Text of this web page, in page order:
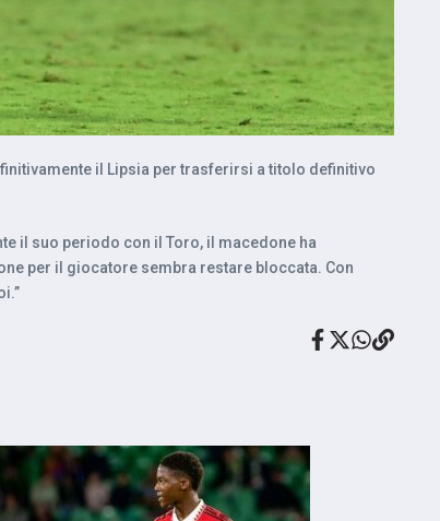
il Lipsia per trasferirsi a titolo definitivo
il suo periodo con il Toro, il macedone ha
per il giocatore sembra restare bloccata. Con